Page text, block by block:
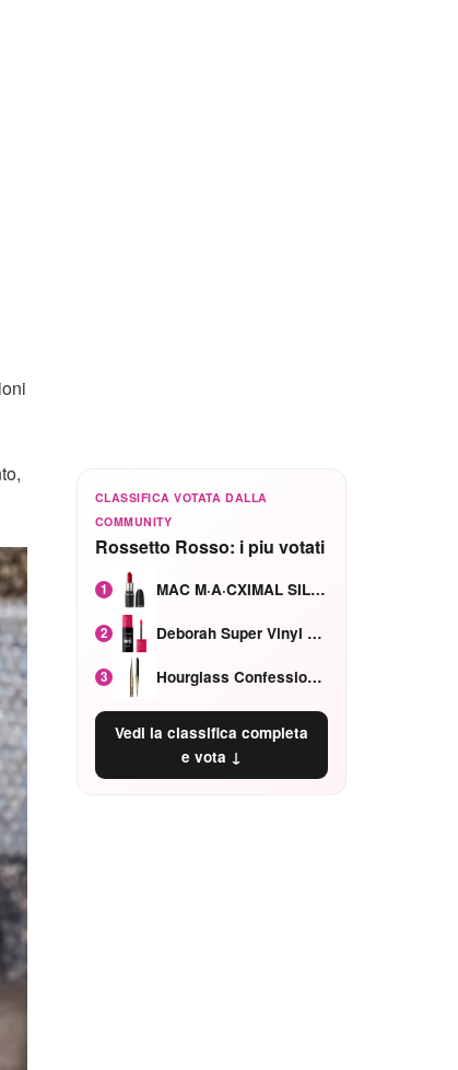
CLASSIFICA VOTATA DALLA
COMMUNITY
Rossetto Rosso: i piu votati
1 MAC M·A·CXIMAL SILKY MATTE Red Rock mat
2 Deborah Super Vinyl Shake Rosa Ciliegia
3 Hourglass Confession Ricaricabile Ultra Preciso Ad Alta Intensità Secretly Classic Red
Vedi la classifica completa
e vota ↓